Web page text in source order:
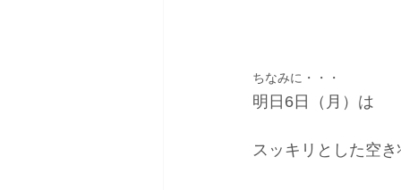
ちなみに・・・
明日6日（月）は
スッキリとした空